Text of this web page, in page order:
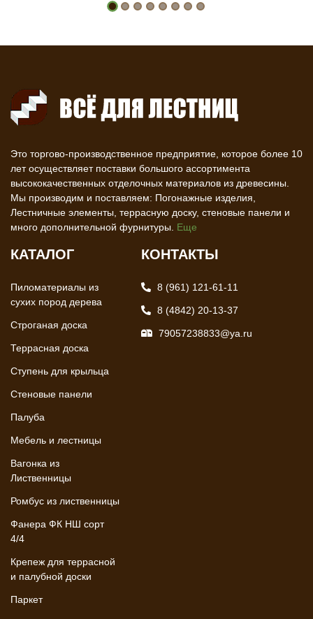
Это торгово-производственное предприятие, которое более 10
лет осуществляет поставки большого ассортимента
высококачественных отделочных материалов из древесины.
Мы производим и поставляем: Погонажные изделия,
Лестничные элементы, террасную доску, стеновые панели и
много дополнительной фурнитуры. Еще
КАТАЛОГ
Пиломатериалы из
сухих пород дерева
Строганая доска
Террасная доска
Ступень для крыльца
Стеновые панели
Палуба
Мебель и лестницы
Вагонка из
Лиственницы
Ромбус из лиственницы
Фанера ФК НШ сорт
4/4
Крепеж для террасной
и палубной доски
Паркет
КОНТАКТЫ
8 (961) 121-61-11
8 (4842) 20-13-37
79057238833@ya.ru